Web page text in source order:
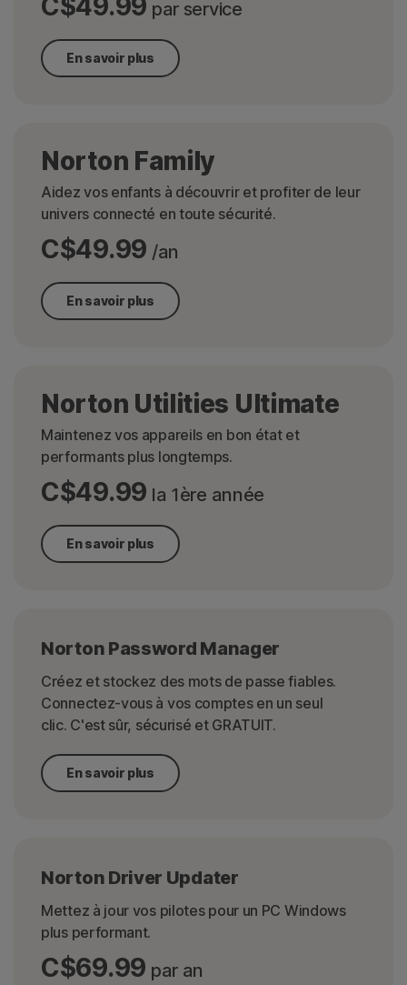
C$49.99 par service
En savoir plus
Norton Family
Aidez vos enfants à découvrir et profiter de leur
univers connecté en toute sécurité.
C$49.99 /an
En savoir plus
Norton Utilities Ultimate
Maintenez vos appareils en bon état et
performants plus longtemps.
C$49.99 la 1ère année
En savoir plus
Norton Password Manager
Créez et stockez des mots de passe fiables.
Connectez-vous à vos comptes en un seul
clic. C'est sûr, sécurisé et GRATUIT.
En savoir plus
Norton Driver Updater
Mettez à jour vos pilotes pour un PC Windows
plus performant.
C$69.99 par an